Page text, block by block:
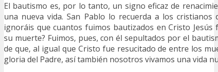
El bautismo es, por lo tanto, un signo eficaz de
una nueva vida. San Pablo lo recuerda a los cristianos
ignoráis que cuantos fuimos bautizados en Cristo Jesús
su muerte? Fuimos, pues, con él sepultados por el
de que, al igual que Cristo fue resucitado de entre los
gloria del Padre, así también nosotros vivamos una vida